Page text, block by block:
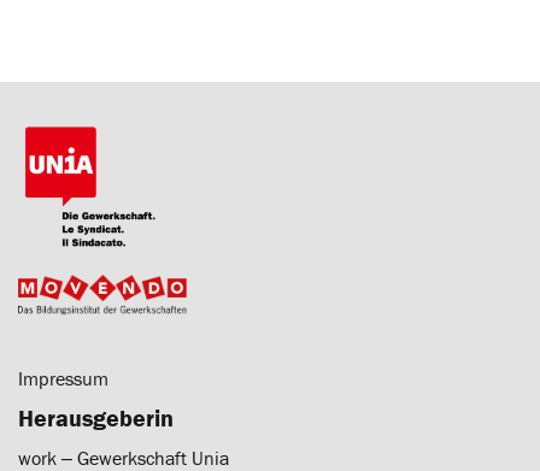
Impressum
Herausgeberin
work ‒ Gewerkschaft Unia